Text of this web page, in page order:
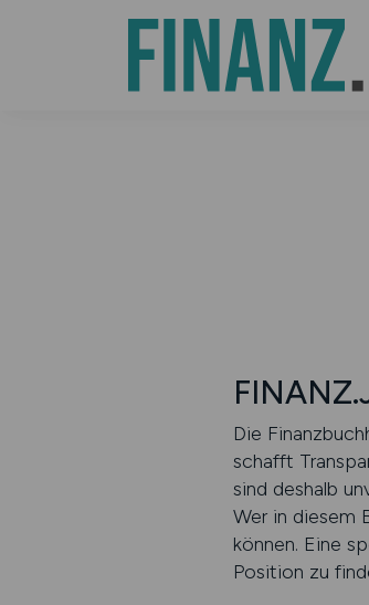
Die
schafft
sind deshalb
Wer in diesem
können. Eine
Position zu